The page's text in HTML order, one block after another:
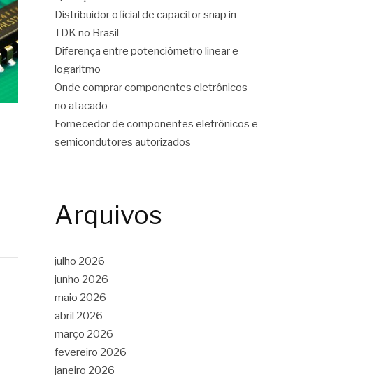
Distribuidor oficial de capacitor snap in
TDK no Brasil
Diferença entre potenciômetro linear e
logaritmo
Onde comprar componentes eletrônicos
no atacado
Fornecedor de componentes eletrônicos e
semicondutores autorizados
Arquivos
julho 2026
junho 2026
maio 2026
abril 2026
março 2026
fevereiro 2026
janeiro 2026